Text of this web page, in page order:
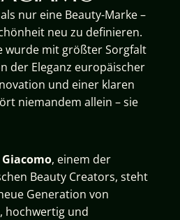
nur eine Beauty-Marke –
neu zu definieren.
wurde mit größter Sorgfalt
der Eleganz europäischer
und einer klaren
niemandem allein – sie
, einem der
Beauty Creators, steht
Generation von
hochwertig und